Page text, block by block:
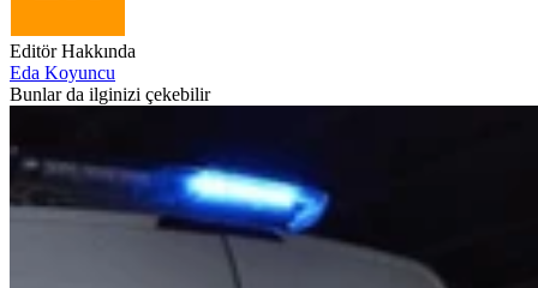
Editör Hakkında
Eda Koyuncu
Bunlar da ilginizi çekebilir